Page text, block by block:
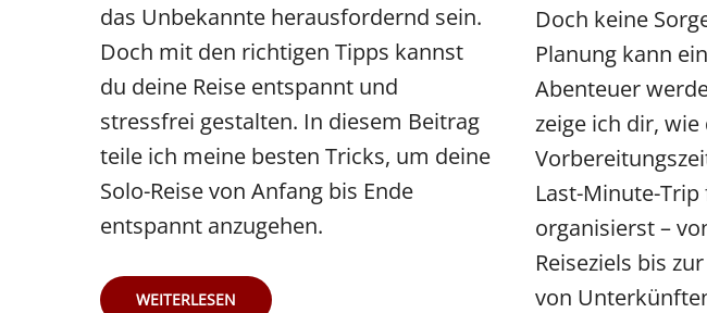
das Unbekannte herausfordernd sein.
Doch mit den richtigen Tipps kannst
du deine Reise entspannt und
stressfrei gestalten. In diesem Beitrag
teile ich meine besten Tricks, um deine
Solo-Reise von Anfang bis Ende
entspannt anzugehen.
ENTSPANNT
WEITERLESEN
Doch keine
Planung kann
Abenteuer
zeige ich dir,
Last-Minute-
organisierst –
Reiseziels bis
von